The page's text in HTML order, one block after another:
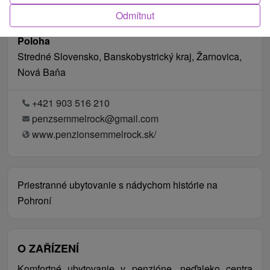
Poloha
Stredné Slovensko, Banskobystrický kraj, Žarnovica,
Nová Baňa
+421 903 516 210
penzsemmelrock@gmail.com
www.penzionsemmelrock.sk/
Priestranné ubytovanie s nádychom histórie na
Pohroní
O ZAŘÍZENÍ
Odmítnut